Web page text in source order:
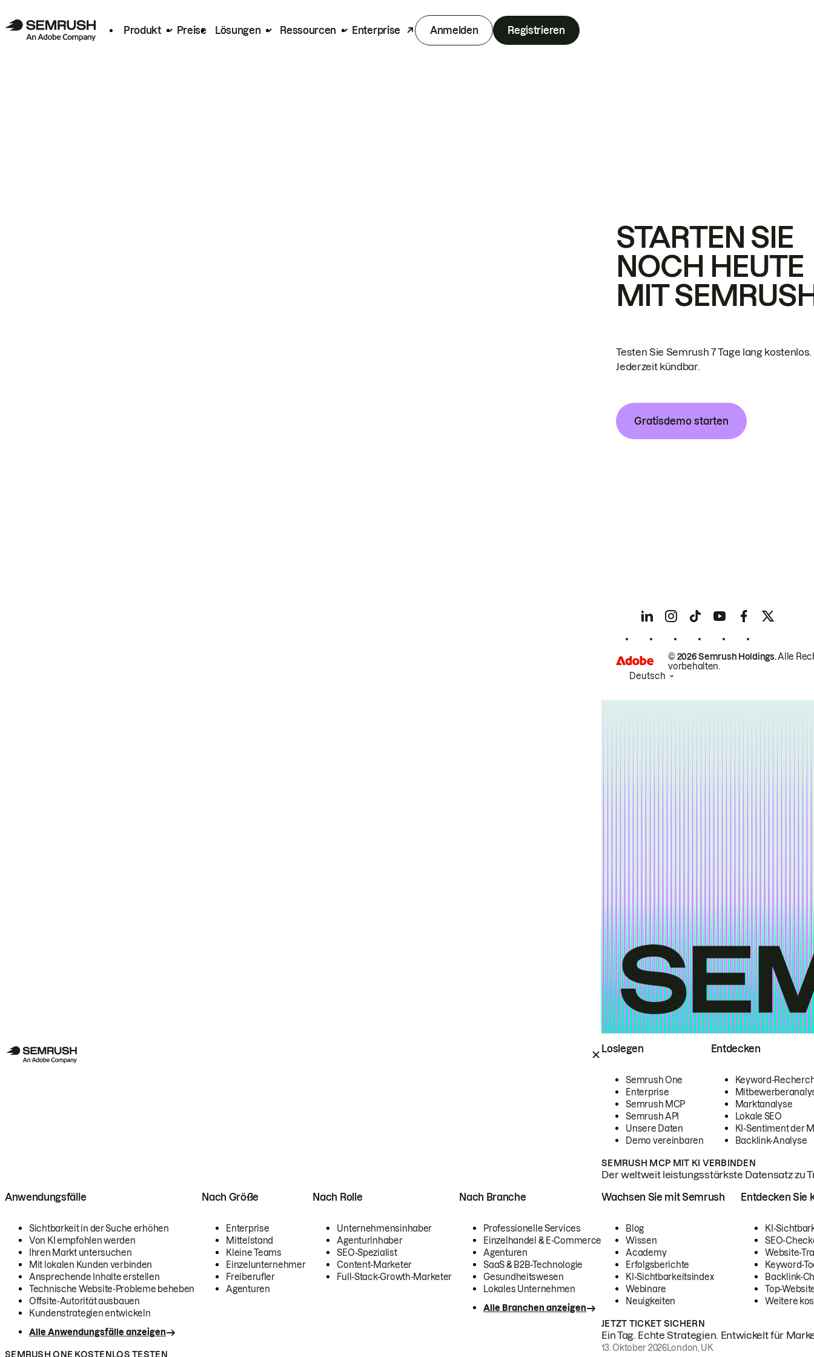
Produkt Preise Lösungen Ressourcen Enterprise Anmelden Registrieren
Loslegen
Semrush One
Enterprise
Semrush MCP
Semrush API
Unsere Daten
Demo vereinbaren
Entdecken
Keyword-
Marktanalyse
Lokale SEO
KI-Sentiment der
Backlink-Analyse
SEMRUSH MCP MIT KI VERBINDEN
Der weltweit leistungsstärkste Datensatz zu
Anwendungsfälle
Sichtbarkeit in der Suche erhöhen
Von KI empfohlen werden
Ihren Markt untersuchen
Mit lokalen Kunden verbinden
Ansprechende Inhalte erstellen
Technische Website-Probleme beheben
Offsite-Autorität ausbauen
Kundenstrategien entwickeln
Alle Anwendungsfälle anzeigen
Nach Größe
Enterprise
Mittelstand
Kleine Teams
Einzelunternehmer
Freiberufler
Agenturen
Nach Rolle
Unternehmensinhaber
Agenturinhaber
SEO-Spezialist
Content-Marketer
Full-Stack-Growth-Marketer
Nach Branche
Professionelle Services
Einzelhandel & E-Commerce
Agenturen
SaaS & B2B-Technologie
Gesundheitswesen
Lokales Unternehmen
Alle Branchen anzeigen
SEMRUSH ONE KOSTENLOS TESTEN
Wachsen Sie mit Semrush
Blog
Wissen
Academy
Erfolgsberichte
KI-Sichtbarkeitsindex
Webinare
Neuigkeiten
Entdecken Sie
KI-
SEO-
Website-
Keyword-
Backlink-
Top-
Weitere
JETZT TICKET SICHERN
Ein Tag. Echte Strategien. Entwickelt für
13. Oktober 2026London, UK
STARTEN SIE
NOCH HEUTE
MIT
Testen Sie Semrush 7 Tage lang kostenlos.
Jederzeit kündbar.
Gratisdemo starten
© 2026 Semrush Holdings.Alle
vorbehalten.
Deutsch